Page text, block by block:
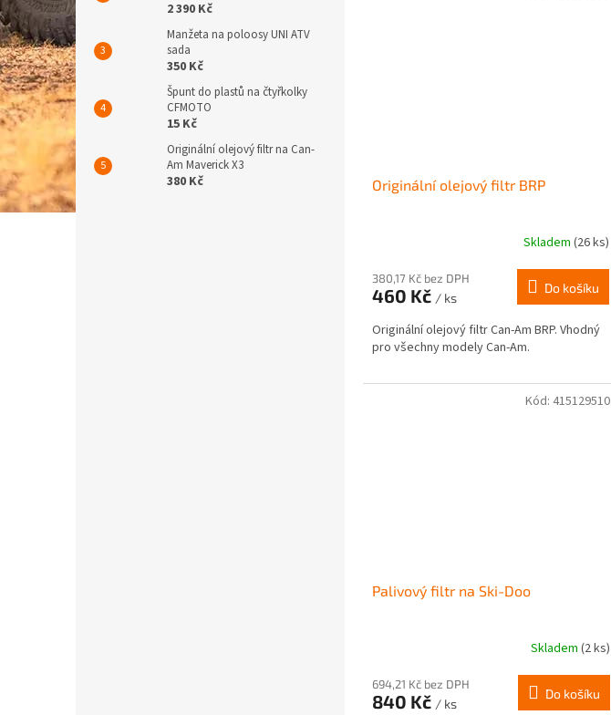
2 390 Kč
Manžeta na poloosy UNI ATV
sada
350 Kč
Špunt do plastů na čtyřkolky
CFMOTO
15 Kč
Originální olejový filtr na Can-
Am Maverick X3
380 Kč Originální olejový filtr BRP
Skladem (26 ks)
380,17 Kč bez DPH
460 Kč / ks
Do košíku
Originální olejový filtr Can-Am BRP. Vhodný
pro všechny modely Can-Am.
Palivový filtr na Ski-Doo
Skladem (2 ks)
694,21 Kč bez DPH
840 Kč / ks
Do košíku
Kód: 415129510